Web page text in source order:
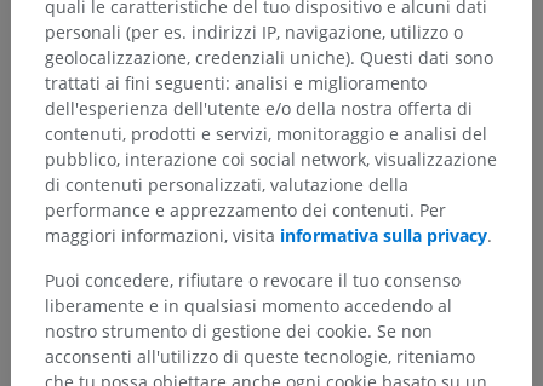
quali le caratteristiche del tuo dispositivo e alcuni dati
personali (per es. indirizzi IP, navigazione, utilizzo o
geolocalizzazione, credenziali uniche). Questi dati sono
trattati ai fini seguenti: analisi e miglioramento
dell'esperienza dell'utente e/o della nostra offerta di
contenuti, prodotti e servizi, monitoraggio e analisi del
pubblico, interazione coi social network, visualizzazione
di contenuti personalizzati, valutazione della
performance e apprezzamento dei contenuti. Per
maggiori informazioni, visita informativa sulla privacy.
Puoi concedere, rifiutare o revocare il tuo consenso
liberamente e in qualsiasi momento accedendo al
nostro strumento di gestione dei cookie. Se non
acconsenti all'utilizzo di queste tecnologie, riteniamo